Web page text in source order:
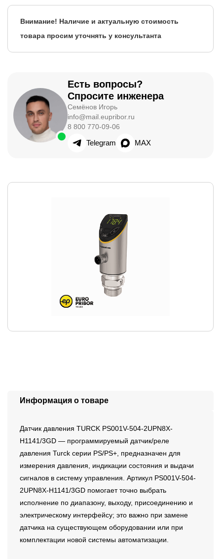
Внимание! Наличие и актуальную стоимость
товара просим уточнять у консультанта
Есть вопросы?
Спросите инженера
Семёнов Игорь
info@mail.eupribor.ru
8 800 770-09-06
Telegram MAX
Информация о товаре
Датчик давления TURCK PS001V-504-2UPN8X-
H1141/3GD — программируемый датчик/реле
давления Turck серии PS/PS+, предназначен для
измерения давления, индикации состояния и выдачи
сигналов в систему управления. Артикул PS001V-504-
2UPN8X-H1141/3GD помогает точно выбрать
исполнение по диапазону, выходу, присоединению и
электрическому интерфейсу; это важно при замене
датчика на существующем оборудовании или при
комплектации новой системы автоматизации.